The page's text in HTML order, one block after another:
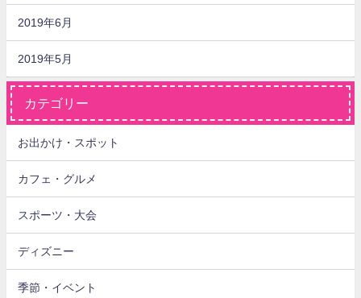
2019年6月
2019年5月
カテゴリー
お出かけ・スポット
カフェ・グルメ
スポーツ・大会
ディズニー
季節・イベント